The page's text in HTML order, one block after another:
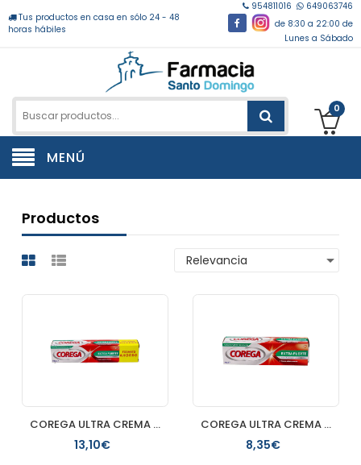
Tus productos en casa en sólo 24 - 48
horas hábiles
954811016
649063746
de 8:30 a 22:00 de
Lunes a Sábado
0
MENÚ
Productos
COREGA ULTRA CREMA EXTRA FUERTE ADHESIVO PROTESIS DENTAL 75
13,10€
COREGA ULTRA CREMA EXTRA FUERTE ADHESIVO PROTESIS DENTAL 40
8,35€